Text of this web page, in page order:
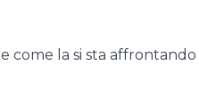
la si sta